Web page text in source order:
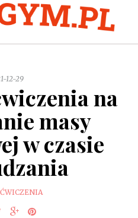
12-29
na
masy
w czasie
ĆWICZENIA